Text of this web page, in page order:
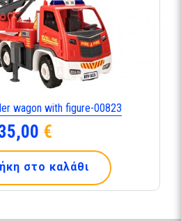
wagon with figure-00823
€
στο καλάθι